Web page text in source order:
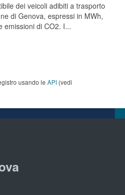
dei veicoli adibiti a trasporto
di Genova, espressi in MWh,
emissioni di CO2. I...
usando le API (vedi